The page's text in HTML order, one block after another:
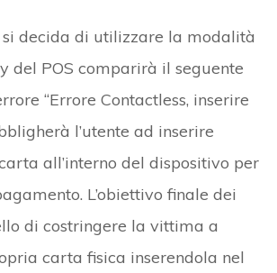
si decida di utilizzare la modalità
del POS comparirà il seguente
“Errore Contactless, inserire
l’utente ad inserire
all’interno del dispositivo per
L’obiettivo finale dei
di costringere la vittima a
carta fisica inserendola nel